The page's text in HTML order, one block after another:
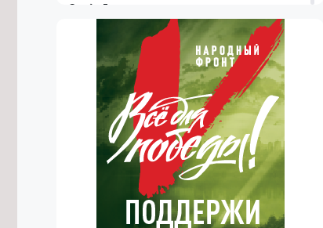
Забайкалье покажут в программе
«Неизвестные маршруты России»
на федеральном телеканале
7/08/2026 в 20:09
Жительница Читы обратила
внимание на разрушающуюся
Театральную площадь
7/08/2026 в 19:29
Путь к школе и детсаду
благоустроили в Дульдурге по
нацпроекту за 6,7 млн рублей
7/08/2026 в 18:57